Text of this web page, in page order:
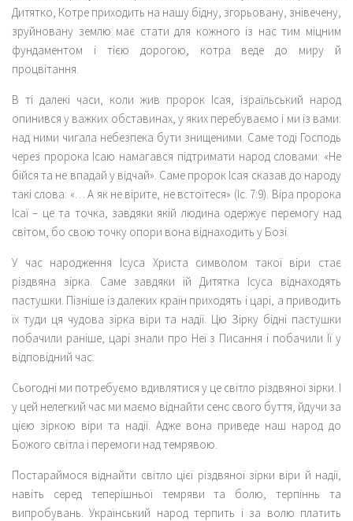
Дитятко, Котре приходить на нашу бідну, згорьовану, знівечену,
зруйновану землю має стати для кожного із нас тим міцним
фундаментом і тією дорогою, котра веде до миру й
процвітання.
В ті далекі часи, коли жив пророк Ісая, ізраїльський народ
опинився у важких обставинах, у яких перебуваємо і ми із вами:
над ними чигала небезпека бути знищеними. Саме тоді Господь
через пророка Ісаю намагався підтримати народ словами: «Не
бійся та не впадай у відчай». Саме пророк Ісая сказав до народу
такі слова: «… А як не вірите, не встоїтеся» (Іс. 7:9). Віра пророка
Ісаї – це та точка, завдяки якій людина одержує перемогу над
світом, бо свою точку опори вона віднаходить у Бозі.
У час народження Ісуса Христа символом такої віри стає
різдвяна зірка. Саме завдяки їй Дитятка Ісуса віднаходять
пастушки. Пізніше із далеких країн приходять і царі, а приводить
їх туди ця чудова зірка віри та надії. Цю Зірку бідні пастушки
побачили раніше, царі знали про Неї з Писання і побачили Її у
відповідний час.
Сьогодні ми потребуємо вдивлятися у це світло різдвяної зірки. І
у цей нелегкий час ми маємо віднайти сенс свого буття, йдучи за
цією зіркою віри та надії. Адже вона приведе наш народ до
Божого світла і перемоги над темрявою.
Постараймося віднайти світло цієї різдвяної зірки віри й надії,
навіть серед теперішньої темряви та болю, терпіннь та
випробувань. Український народ терпить і за волю платить